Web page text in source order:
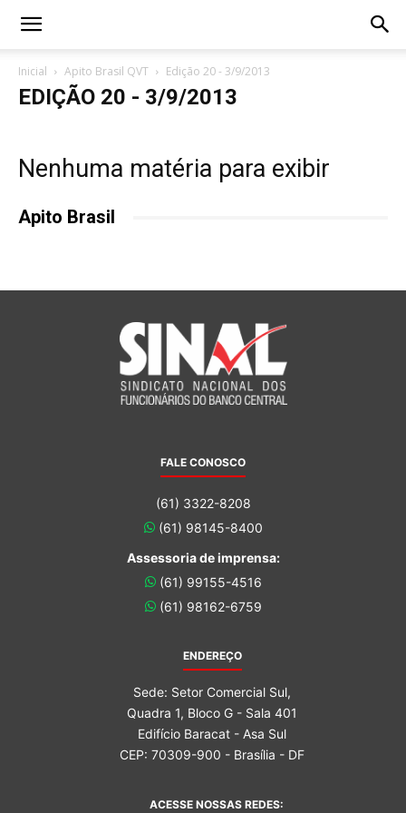
Inicial Apito Brasil QVT Edição 20 - 3/9/2013
EDIÇÃO 20 - 3/9/2013
Nenhuma matéria para exibir
Apito Brasil
FALE CONOSCO
(61) 3322-8208
(61) 98145-8400
Assessoria de imprensa:
(61) 99155-4516
(61) 98162-6759
ENDEREÇO
Sede: Setor Comercial Sul,
Quadra 1, Bloco G - Sala 401
Edifício Baracat - Asa Sul
CEP: 70309-900 - Brasília - DF
ACESSE NOSSAS REDES: